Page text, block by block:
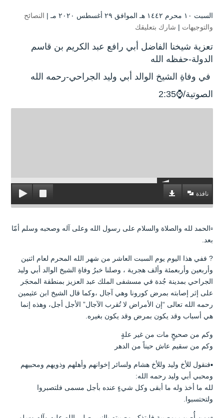
السبت ۱۰ محرم ۱٤٤۲ هـ الموافق ۲۹ أغسطس ۲۰۲۰ مـ |
النصائح
والتوجيهات | شارك بتعليقك
تعزية شيخنا الفاضل أبي رافع عبد الكريم بن قاسم
الدولة-حفظه الله
في وفاةِ الشيخ الوالد أبي وليد الجراحي-رحمه الله
الصوتية/⌚2:35
نافذة
▫️الحمد لله والصلاة والسلام على رسول الله وعلى آله وصحبه وسلم أمّا
بعد.
? ففي هذا اليوم يوم السبت العاشر من شهر الله المحرم لعام اثنين
وأربعين وأربعمئة وألف هجرية ، وصلنا خبرُ وفاةِ الشيخ الوالد أبي وليد
الجراحي بمدينة جُدة في مسشفى الملك عبد العزيز بمنطقة المحجَر
على إثر إصابته بمرض كورونا وهي آجال ،وكما قال الشيخ ابن عثيمين
رحمه الله تعالى “إن الأمراض لا تُقرب الآجال” الأجل أجل، وهذه إنما
هي أسباب وقد يكون بمرض وقد يكون بغيره.
وكم من صحيحٍ مات من غير علةٍ
وكم من سقيم عاش حيناً من الدهر
▪️فنقول للأخ وليد وللأخ هشام ولسائر إخوانهم وأهلهم وذويهم ومحبيهم
ومحبي أبي وليد رحمه الله:
لله ما أخذ وله ما أبقى وكل شيءٍ عنده بأجل مسمى فلتصبروا
ولتحتسبوا.